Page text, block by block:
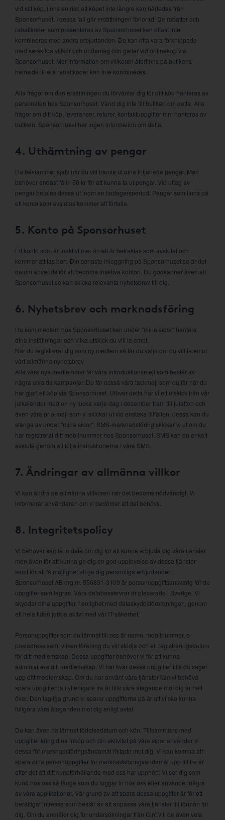
vid sitt köp, finns en risk att köpet inte längre kan härledas från
Sponsorhuset. I dessa fall går ersättningen förlorad. De rabatter och
rabattkoder som presenteras av Sponsorhuset kan oftast inte
kombineras med andra erbjudanden. De kan ofta vara förknippade
med särskilda villkor och undantag och gäller vid onlineköp via
Sponsorhuset. Mer information om villkoren återfinns på butikens
hemsida. Flera rabattkoder kan inte kombineras.
Alla frågor om den ersättningen du förväntar dig för ditt köp hanteras av
personalen hos Sponsorhuset. Vänd dig inte till butiken om detta. Alla
frågor om ditt köp, leveranser, returer, kontaktuppgifter mm hanteras av
butiken. Sponsorhuset har ingen information om detta.
4. Uthämtning av pengar
Du bestämmer själv när du vill hämta ut dina intjänade pengar. Man
behöver endast få in 50 kr för att kunna ta ut pengar. Vid uttag av
pengar betalas dessa ut inom en tiodagarsperiod. Pengar som finns på
ett konto som avslutas kommer att förfalla.
5. Konto på Sponsorhuset
Ett konto som är inaktivt mer än ett år betraktas som avslutat och
kommer att tas bort. Din senaste inloggning på Sponsorhuset.se är det
datum används för att bedöma inaktiva konton. Du godkänner även att
Sponsorhuset.se kan skicka relevanta nyhetsbrev till dig.
6. Nyhetsbrev och marknadsföring
Du som medlem hos Sponsorhuset kan under "mina sidor" hantera
dina inställningar och vilka utskick du vill ta emot.
När du registrerar dig som ny medlem så får du välja om du vill ta emot
vårt allmänna nyhetsbrev.
Alla våra nya medlemmar får våra introduktionsmejl som består av
några utvalda kampanjer. Du får också våra tackmejl som du får när du
har gjort ett köp via Sponsorhuset. Utöver detta har vi ett utskick från vår
julkalender med en ny lucka varje dag i december fram till julafton och
även våra prio-mejl som vi skickar ut vid enstaka tillfällen, dessa kan du
stänga av under "mina sidor". SMS-marknadsföring skickar vi ut om du
har registrerat ditt mobilnummer hos Sponsorhuset. SMS kan du enkelt
avsluta genom att följa instruktionerna i våra SMS.
7. Ändringar av allmänna villkor
Vi kan ändra de allmänna villkoren när det bedöms nödvändigt. Vi
informerar användaren om vi bedömer att det behövs.
8. Integritetspolicy
Vi behöver samla in data om dig för att kunna erbjuda dig våra tjänster
men även för att kunna ge dig en god upplevelse av dessa tjänster
samt för att få möjlighet att ge dig personliga erbjudanden.
Sponsorhuset AB org.nr. 556831-3109 är personuppgiftsansvarig för de
uppgifter som lagras. Våra databasservrar är placerade i Sverige. Vi
skyddar dina uppgifter, i enlighet med dataskyddsförordningen, genom
att hela tiden jobba aktivt med vår IT-säkerhet.
Personuppgifter som du lämnat till oss är namn, mobilnummer, e-
postadress samt vilken förening du vill stödja och ett registreringsdatum
för ditt medlemskap. Dessa uppgifter behöver vi för att kunna
administrera ditt medlemskap. Vi har kvar dessa uppgifter tills du säger
upp ditt medlemskap. Om du har använt våra tjänster kan vi behöva
spara uppgifterna i ytterligare tre år tills våra åtagande mot dig är helt
över. Den lagliga grund vi sparar uppgifterna på är att vi ska kunna
fullgöra våra åtaganden mot dig enligt avtal.
Du kan även ha lämnat födelsedatum och kön. Tillsammans med
uppgifter kring dina inköp och din aktivitet på våra sidor använder vi
dessa för marknadsföringsändamål riktade mot dig. Vi kan komma att
spara dina personuppgifter för marknadsföringsändamål upp till tre år
efter det att ditt kundförhållande med oss har upphört. Vi ser dig som
kund hos oss så länge som du loggar in hos oss eller använder några
av våra applikationer. Vår grund av att spara dessa uppgifter är för ett
berättigat intresse som består av att anpassa våra tjänster till förmån för
dig. Om du anmäler dig för undersökningar från Cint vill de även veta